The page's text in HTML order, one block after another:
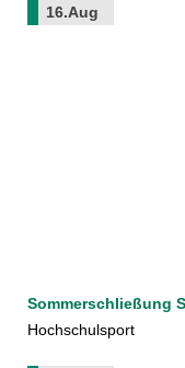
16.Aug
Sommerschließung
Hochschulsport